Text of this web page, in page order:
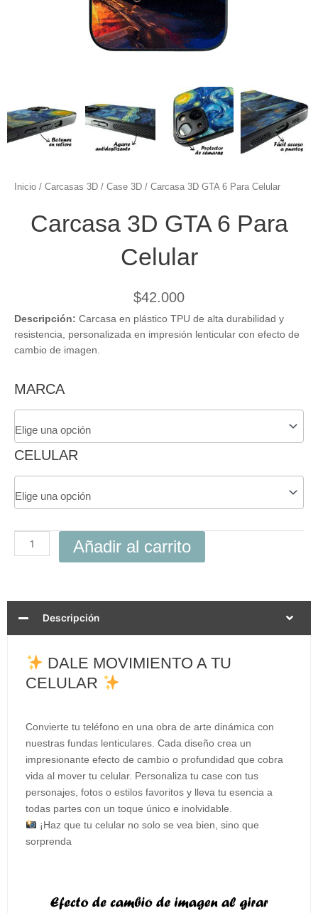
Inicio / Carcasas 3D / Case 3D / Carcasa 3D GTA 6 Para Celular
Carcasa 3D GTA 6 Para
Celular
$42.000
Descripción: Carcasa en plástico TPU de alta durabilidad y
resistencia, personalizada en impresión lenticular con efecto de
cambio de imagen.
MARCA
CELULAR
Carcasa
6
Para
cantidad
Añadir al carrito
Descripción
DALE MOVIMIENTO A TU
CELULAR
Convierte tu teléfono en una obra de arte dinámica con
nuestras fundas lenticulares. Cada diseño crea un
impresionante efecto de cambio o profundidad que cobra
vida al mover tu celular. Personaliza tu case con tus
personajes, fotos o estilos favoritos y lleva tu esencia a
todas partes con un toque único e inolvidable.
¡Haz que tu celular no solo se vea bien, sino que
sorprenda